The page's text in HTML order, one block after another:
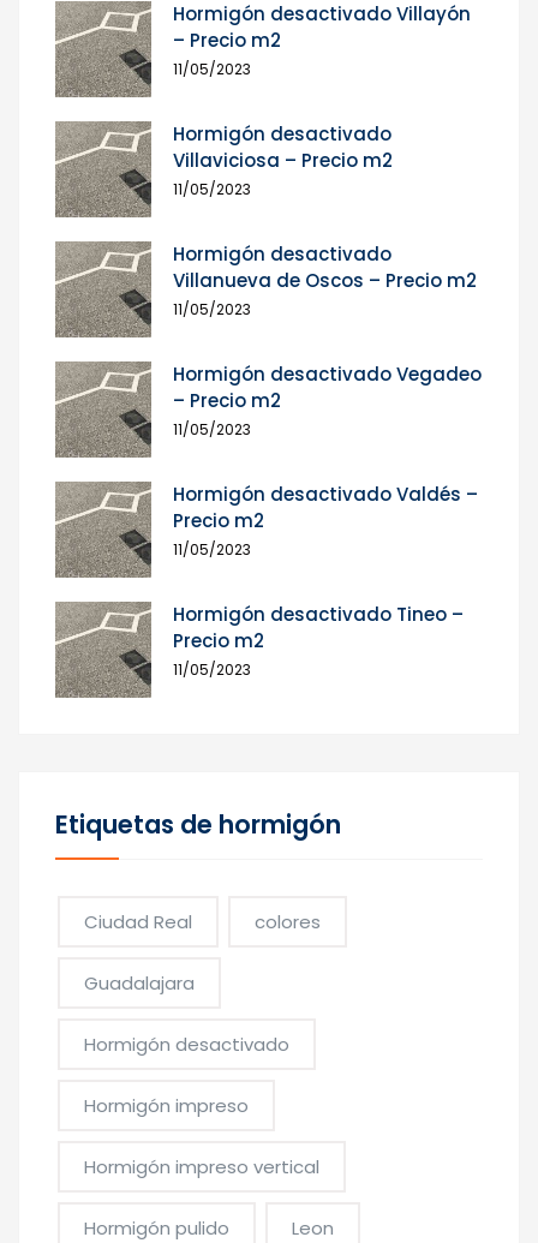
Hormigón desactivado Villayón
– Precio m2
11/05/2023
Hormigón desactivado
Villaviciosa – Precio m2
11/05/2023
Hormigón desactivado
Villanueva de Oscos – Precio m2
11/05/2023
Hormigón desactivado Vegadeo
– Precio m2
11/05/2023
Hormigón desactivado Valdés –
Precio m2
11/05/2023
Hormigón desactivado Tineo –
Precio m2
11/05/2023
Etiquetas de hormigón
Ciudad Real colores
Guadalajara
Hormigón desactivado
Hormigón impreso
Hormigón impreso vertical
Hormigón pulido Leon